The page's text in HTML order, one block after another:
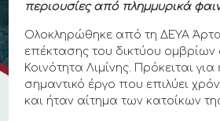
περιουσίες από πλημμυρικά
Ολοκληρώθηκε από τη ΔΕΥΑ
επέκτασης του δικτύου ομβρίων
Κοινότητα Λιμίνης. Πρόκειται για
σημαντικό έργο που επιλύει
και ήταν αίτημα των κατοίκων